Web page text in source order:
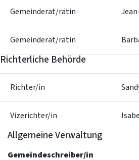
Gemeinderat/rätin
Gemeinderat/rätin
Richterliche Behörde
Richter/in
Vizerichter/in
Allgemeine Verwaltung
Gemeindeschreiber/in